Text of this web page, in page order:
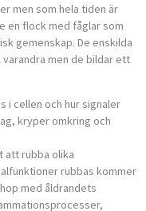
men som hela tiden är
en flock med fåglar som
gemenskap. De enskilda
men de bildar ett
i cellen och hur signaler
kryper omkring och
att rubba olika
rubbas kommer
med åldrandets